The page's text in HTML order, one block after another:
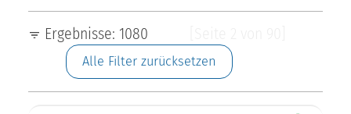
Ergebnisse: 1080
Alle Filter zurücksetzen